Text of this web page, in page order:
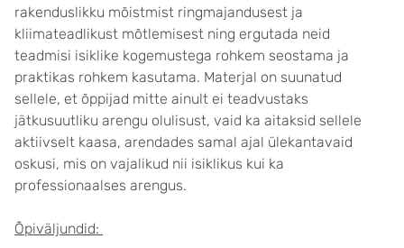
rakenduslikku mõistmist ringmajandusest ja
kliimateadlikust mõtlemisest ning ergutada neid
teadmisi isiklike kogemustega rohkem seostama ja
praktikas rohkem kasutama. Materjal on suunatud
sellele, et õppijad mitte ainult ei teadvustaks
jätkusuutliku arengu olulisust, vaid ka aitaksid sellele
aktiivselt kaasa, arendades samal ajal ülekantavaid
oskusi, mis on vajalikud nii isiklikus kui ka
professionaalses arengus.
Õpiväljundid: